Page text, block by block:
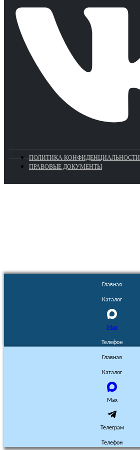
ПОЛИТИКА КОНФИДЕНЦИАЛЬНОСТИ
ПРАВОВЫЕ ДОКУМЕНТЫ
Главная
Каталог
Max
Телефон
Главная
Каталог
Max
Телеграм
Телефон